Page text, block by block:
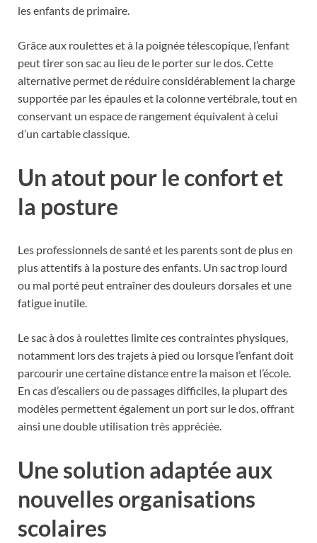
les enfants de primaire.
Grâce aux roulettes et à la poignée télescopique, l’enfant
peut tirer son sac au lieu de le porter sur le dos. Cette
alternative permet de réduire considérablement la charge
supportée par les épaules et la colonne vertébrale, tout en
conservant un espace de rangement équivalent à celui
d’un cartable classique.
Un atout pour le confort et
la posture
Les professionnels de santé et les parents sont de plus en
plus attentifs à la posture des enfants. Un sac trop lourd
ou mal porté peut entraîner des douleurs dorsales et une
fatigue inutile.
Le sac à dos à roulettes limite ces contraintes physiques,
notamment lors des trajets à pied ou lorsque l’enfant doit
parcourir une certaine distance entre la maison et l’école.
En cas d’escaliers ou de passages difficiles, la plupart des
modèles permettent également un port sur le dos, offrant
ainsi une double utilisation très appréciée.
Une solution adaptée aux
nouvelles organisations
scolaires